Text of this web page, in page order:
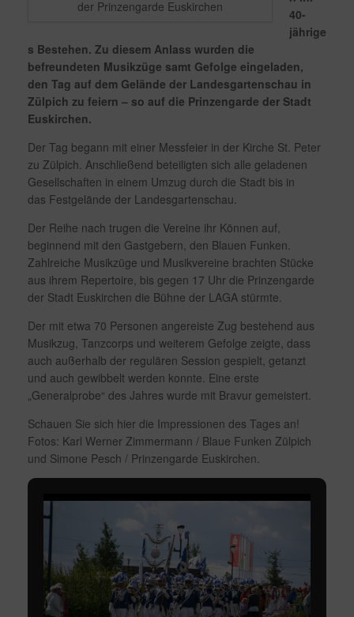
der Prinzengarde Euskirchen
40-
jährige
s Bestehen. Zu diesem Anlass wurden die
befreundeten Musikzüge samt Gefolge eingeladen,
den Tag auf dem Gelände der Landesgartenschau in
Zülpich zu feiern – so auf die Prinzengarde der Stadt
Euskirchen.
Der Tag begann mit einer Messfeier in der Kirche St. Peter
zu Zülpich. Anschließend beteiligten sich alle geladenen
Gesellschaften in einem Umzug durch die Stadt bis in
das Festgelände der Landesgartenschau.
Der Reihe nach trugen die Vereine ihr Können auf,
beginnend mit den Gastgebern, den Blauen Funken.
Zahlreiche Musikzüge und Musikvereine brachten Stücke
aus ihrem Repertoire, bis gegen 17 Uhr die Prinzengarde
der Stadt Euskirchen die Bühne der LAGA stürmte.
Der mit etwa 70 Personen angereiste Zug bestehend aus
Musikzug, Tanzcorps und weiterem Gefolge zeigte, dass
auch außerhalb der regulären Session gespielt, getanzt
und auch gewibbelt werden konnte. Eine erste
„Generalprobe“ des Jahres wurde mit Bravur gemeistert.
Schauen Sie sich hier die Impressionen des Tages an!
Fotos: Karl Werner Zimmermann / Blaue Funken Zülpich
und Simone Pesch / Prinzengarde Euskirchen.